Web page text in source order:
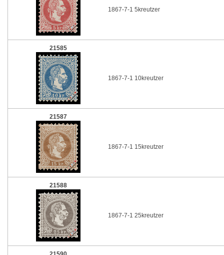
1867-7-1 5kreutzer
21585
1867-7-1 10kreutzer
21587
1867-7-1 15kreutzer
21588
1867-7-1 25kreutzer